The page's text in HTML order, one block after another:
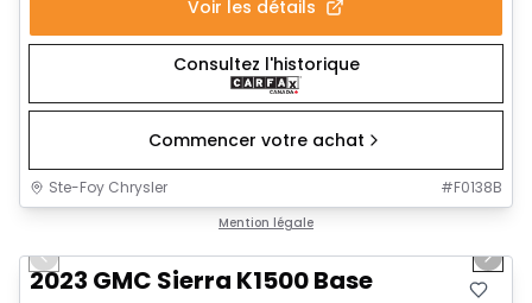
Voir les détails
Consultez l'historique
Commencer votre achat
Ste-Foy Chrysler #F0138B
Mention légale
Previous slide Next
2023 GMC Sierra K1500 Base